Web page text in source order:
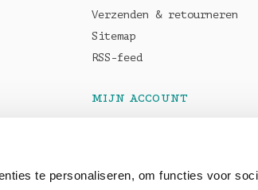
te personaliseren, om functies voor
Verzenden & retourneren
Sitemap
RSS-feed
MIJN ACCOUNT
Mijn tickets